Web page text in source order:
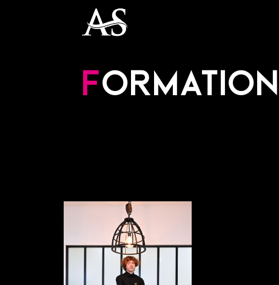
Formation